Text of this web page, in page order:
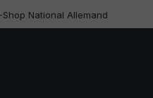
Shop National Allemand